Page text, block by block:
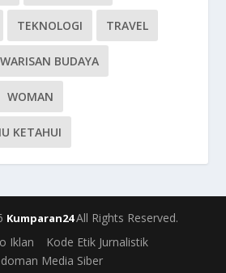
TEKNOLOGI TRAVEL
WARISAN BUDAYA
WOMAN
KETAHUI
Kumparan24All Rights Reserved.
Iklan
Kode Etik Jurnalistik
Media Siber